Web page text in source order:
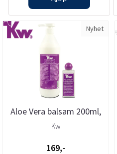
Nyhet
Aloe Vera balsam 200ml,
Kw
Kw
169,-